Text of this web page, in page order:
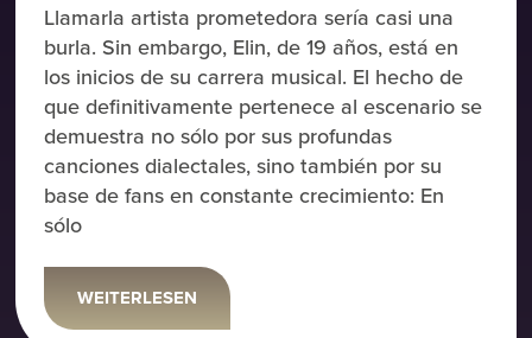
Llamarla artista prometedora sería casi una
burla. Sin embargo, Elin, de 19 años, está en
los inicios de su carrera musical. El hecho de
que definitivamente pertenece al escenario se
demuestra no sólo por sus profundas
canciones dialectales, sino también por su
base de fans en constante crecimiento: En
sólo
WEITERLESEN